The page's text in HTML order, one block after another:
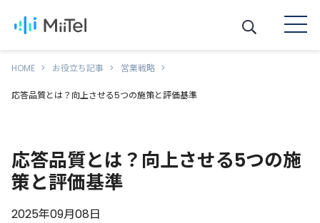
HOME お役立ち記事 営業戦略
応答品質とは？向上させる5つの施策と評価基準
応答品質とは？向上させる5つの施
策と評価基準
2025年09月08日